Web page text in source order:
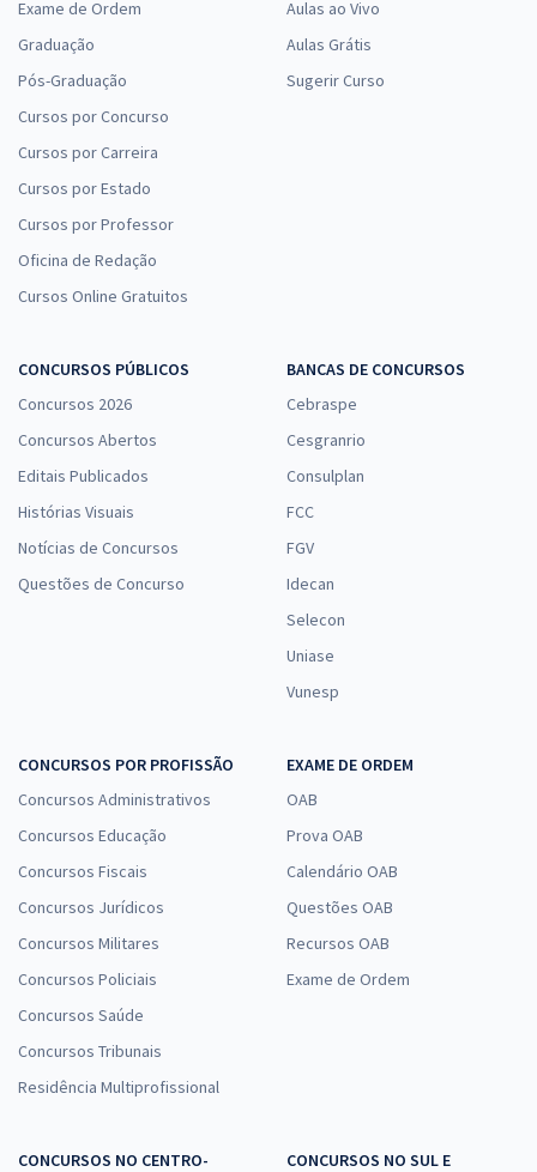
Exame de Ordem
Graduação
Pós-Graduação
Cursos por Concurso
Cursos por Carreira
Cursos por Estado
Cursos por Professor
Oficina de Redação
Cursos Online Gratuitos
Aulas ao Vivo
Aulas Grátis
Sugerir Curso
CONCURSOS PÚBLICOS
Concursos 2026
Concursos Abertos
Editais Publicados
Histórias Visuais
Notícias de Concursos
Questões de Concurso
BANCAS DE CONCURSOS
Cebraspe
Cesgranrio
Consulplan
FCC
FGV
Idecan
Selecon
Uniase
Vunesp
CONCURSOS POR PROFISSÃO
Concursos Administrativos
Concursos Educação
Concursos Fiscais
Concursos Jurídicos
Concursos Militares
Concursos Policiais
Concursos Saúde
Concursos Tribunais
Residência Multiprofissional
EXAME DE ORDEM
OAB
Prova OAB
Calendário OAB
Questões OAB
Recursos OAB
Exame de Ordem
CONCURSOS NO CENTRO-
CONCURSOS NO SUL E